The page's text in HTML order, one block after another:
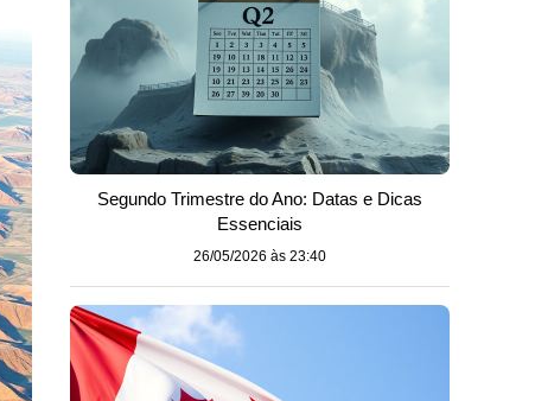
Segundo Trimestre do Ano: Datas e Dicas
Essenciais
26/05/2026 às 23:40